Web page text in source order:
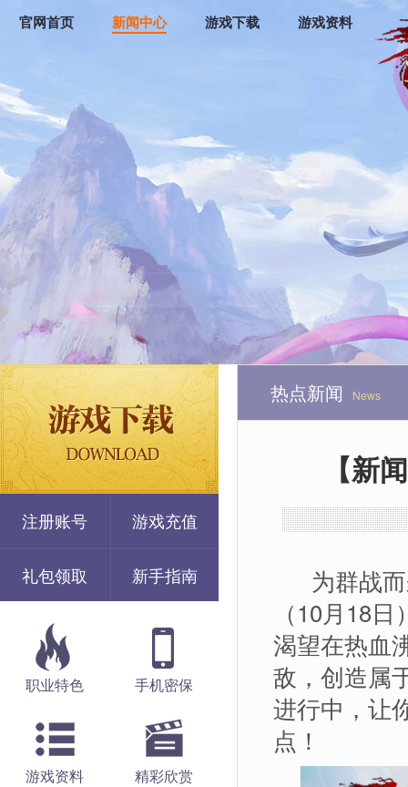
官网首页 新闻中心 游戏下载 游戏资料
注册账号 游戏充值
礼包领取 新手指南
职业特色 手机密保
游戏资料 精彩欣赏
热点新闻 News
【新
为群战而
（10月18
渴望在热血
敌，创造属
进行中，让
点！